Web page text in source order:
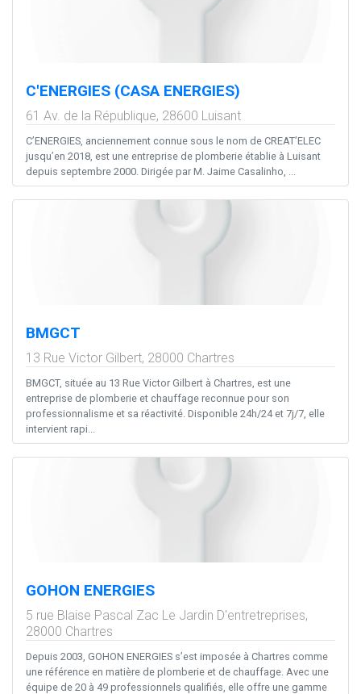
C'ENERGIES (CASA ENERGIES)
61 Av. de la République, 28600 Luisant
C’ENERGIES, anciennement connue sous le nom de CREAT’ELEC
jusqu’en 2018, est une entreprise de plomberie établie à Luisant
depuis septembre 2000. Dirigée par M. Jaime Casalinho, ...
BMGCT
13 Rue Victor Gilbert, 28000 Chartres
BMGCT, située au 13 Rue Victor Gilbert à Chartres, est une
entreprise de plomberie et chauffage reconnue pour son
professionnalisme et sa réactivité. Disponible 24h/24 et 7j/7, elle
intervient rapi...
GOHON ENERGIES
5 rue Blaise Pascal Zac Le Jardin D'entretreprises,
28000 Chartres
Depuis 2003, GOHON ENERGIES s’est imposée à Chartres comme
une référence en matière de plomberie et de chauffage. Avec une
équipe de 20 à 49 professionnels qualifiés, elle offre une gamme